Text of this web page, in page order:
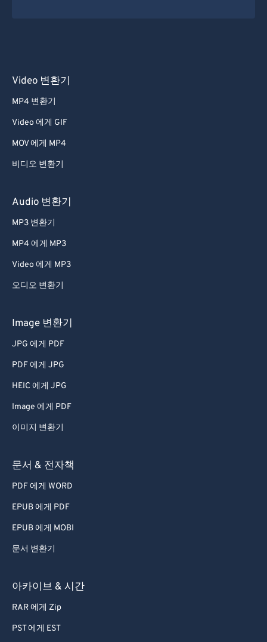
Video 변환기
MP4 변환기
Video 에게 GIF
MOV 에게 MP4
비디오 변환기
Audio 변환기
MP3 변환기
MP4 에게 MP3
Video 에게 MP3
오디오 변환기
Image 변환기
JPG 에게 PDF
PDF 에게 JPG
HEIC 에게 JPG
Image 에게 PDF
이미지 변환기
문서 & 전자책
PDF 에게 WORD
EPUB 에게 PDF
EPUB 에게 MOBI
문서 변환기
아카이브 & 시간
RAR 에게 Zip
PST 에게 EST